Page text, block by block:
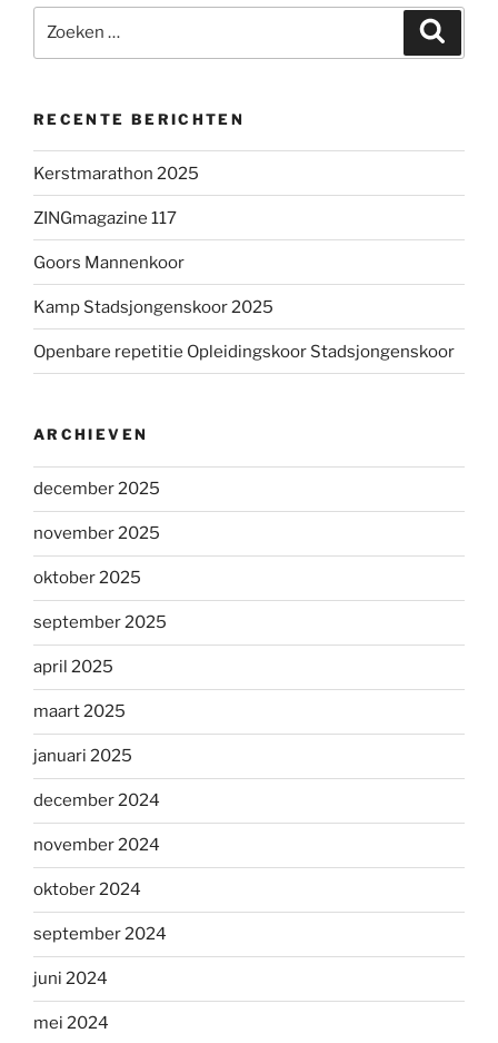
naar:
RECENTE BERICHTEN
Kerstmarathon 2025
ZINGmagazine 117
Goors Mannenkoor
Kamp Stadsjongenskoor 2025
Openbare repetitie Opleidingskoor Stadsjongenskoor
ARCHIEVEN
december 2025
november 2025
oktober 2025
september 2025
april 2025
maart 2025
januari 2025
december 2024
november 2024
oktober 2024
september 2024
juni 2024
mei 2024